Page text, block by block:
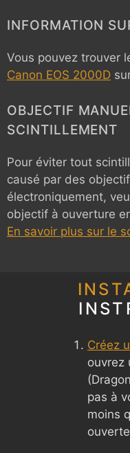
INFORMATION
Vous pouvez trouver
Canon EOS 2000D
OBJECTIF
SCINTILLEMENT
Pour éviter tout
causé par des
électroniquement,
objectif à ouverture
En savoir plus sur le
Créez
ouvrez
pas à
moins